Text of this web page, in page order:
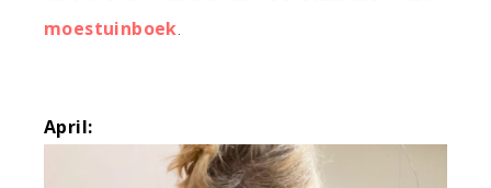
moestuinboek.
April: